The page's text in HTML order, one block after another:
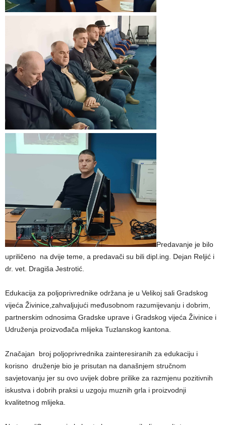
Predavanje je bilo
upriličeno na dvije teme, a predavači su bili dipl.ing. Dejan Reljić i
dr. vet. Dragiša Jestrotić.
Edukacija za poljoprivrednike održana je u Velikoj sali Gradskog
vijeća Živinice,zahvaljujući međusobnom razumijevanju i dobrim,
partnerskim odnosima Gradske uprave i Gradskog vijeća Živinice i
Udruženja proizvođača mlijeka Tuzlanskog kantona.
Značajan broj poljoprivrednika zainteresiranih za edukaciju i
korisno druženje bio je prisutan na današnjem stručnom
savjetovanju jer su ovo uvijek dobre prilike za razmjenu pozitivnih
iskustva i dobrih praksi u uzgoju muznih grla i proizvodnji
kvalitetnog mlijeka.